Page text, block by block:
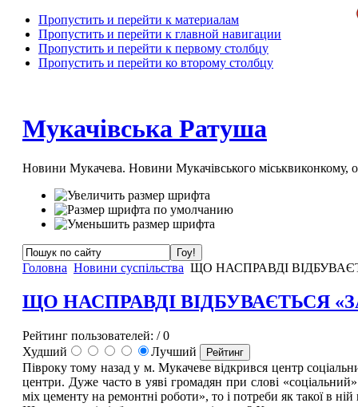
Пропустить и перейти к материалам
Пропустить и перейти к главной навигации
Пропустить и перейти к первому столбцу
Пропустить и перейти ко второму столбцу
Мукачівська Ратуша
Новини Мукачева. Новини Мукачівського міськвиконкому,
Головна Новини суспільства ЩО НАСПРАВДІ
ЩО НАСПРАВДІ ВІДБУВАЄТЬСЯ
Рейтинг пользователей: / 0
Худший
Лучший
Півроку тому назад у м. Мукачеве відкрився центр
центри. Дуже часто в уяві громадян при слові
міх цементу на ремонтні роботи», то і потреби як такої в